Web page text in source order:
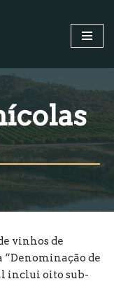
vinhos de
de
inclui oito sub-